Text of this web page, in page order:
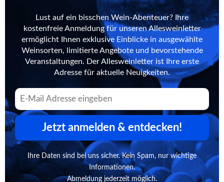
Lust auf ein bisschen Wein-Abenteuer? Ihre
kostenfreie Anmeldung für unseren Allesweinletter
ermöglicht Ihnen exklusive Einblicke in ausgewählte
Weinsorten, limitierte Angebote und bevorstehende
Veranstaltungen. Der Allesweinletter ist Ihre erste
Adresse für aktuelle Neuigkeiten.
Jetzt anmelden & entdecken!
Ihre Daten sind bei uns sicher. Kein Spam, nur wichtige
Informationen.
Abmeldung jederzeit möglich.